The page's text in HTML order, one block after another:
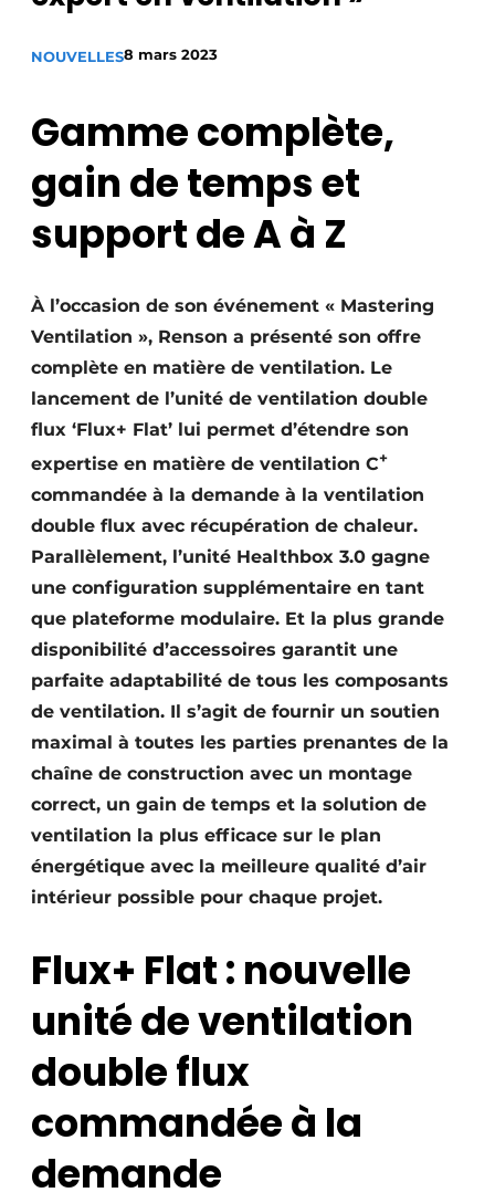
S’inscrire
Video’s
NOUVELLES8 mars 2023
Gamme complète,
gain de temps et
support de A à Z
À l’occasion de son événement « Mastering
Ventilation », Renson a présenté son offre
complète en matière de ventilation. Le
lancement de l’unité de ventilation double
flux ‘Flux+ Flat’ lui permet d’étendre son
expertise en matière de ventilation C+
commandée à la demande à la ventilation
double flux avec récupération de chaleur.
Parallèlement, l’unité Healthbox 3.0 gagne
une configuration supplémentaire en tant
que plateforme modulaire. Et la plus grande
disponibilité d’accessoires garantit une
parfaite adaptabilité de tous les composants
de ventilation. Il s’agit de fournir un soutien
maximal à toutes les parties prenantes de la
chaîne de construction avec un montage
correct, un gain de temps et la solution de
ventilation la plus efficace sur le plan
énergétique avec la meilleure qualité d’air
intérieur possible pour chaque projet.
Flux+ Flat : nouvelle
unité de ventilation
double flux
commandée à la
demande